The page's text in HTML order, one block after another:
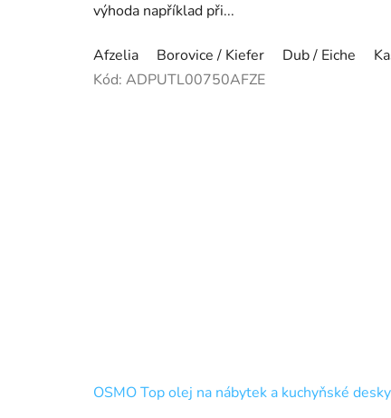
výhoda například při...
Afzelia Borovice / Kiefer Dub / Eiche
Kód: ADPUTL00750AFZE
OSMO Top olej na nábytek a kuchyňské desky